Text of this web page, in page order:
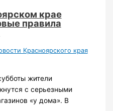
крае
правила
Красноярского края
жители
с серьезными
«у дома». В